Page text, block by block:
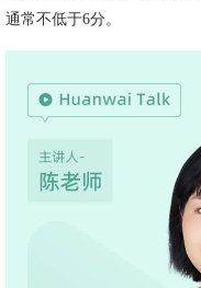
通常不低于6分。